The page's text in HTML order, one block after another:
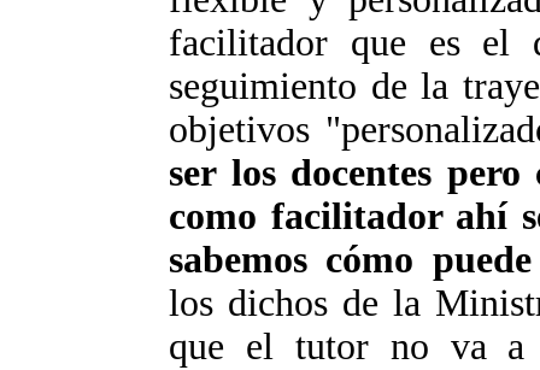
facilitador que es el
seguimiento de la
objetivos
ser los docentes
como facilitador ahí
sabemos cómo
los dichos de la
que el tutor no va a